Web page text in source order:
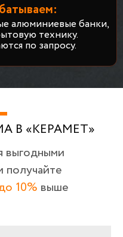
алюминиевые банки,
технику.
по запросу.
В «КЕРАМЕТ»
выгодными
10% выше